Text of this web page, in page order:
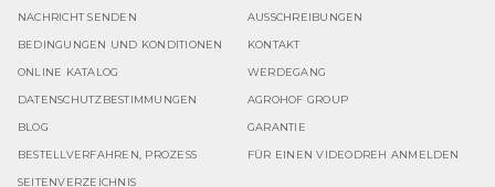
NACHRICHT SENDEN AUSSCHREIBUNGEN
BEDINGUNGEN UND KONDITIONEN KONTAKT
ONLINE KATALOG WERDEGANG
DATENSCHUTZBESTIMMUNGEN AGROHOF GROUP
BLOG GARANTIE
BESTELLVERFAHREN, PROZESS FÜR EINEN VIDEODREH ANMELDEN
SEITENVERZEICHNIS